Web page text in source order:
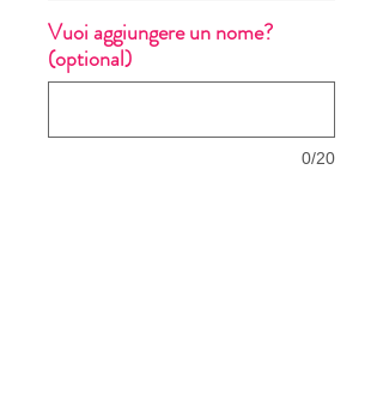
Vuoi aggiungere un nome?
(optional)
0/20